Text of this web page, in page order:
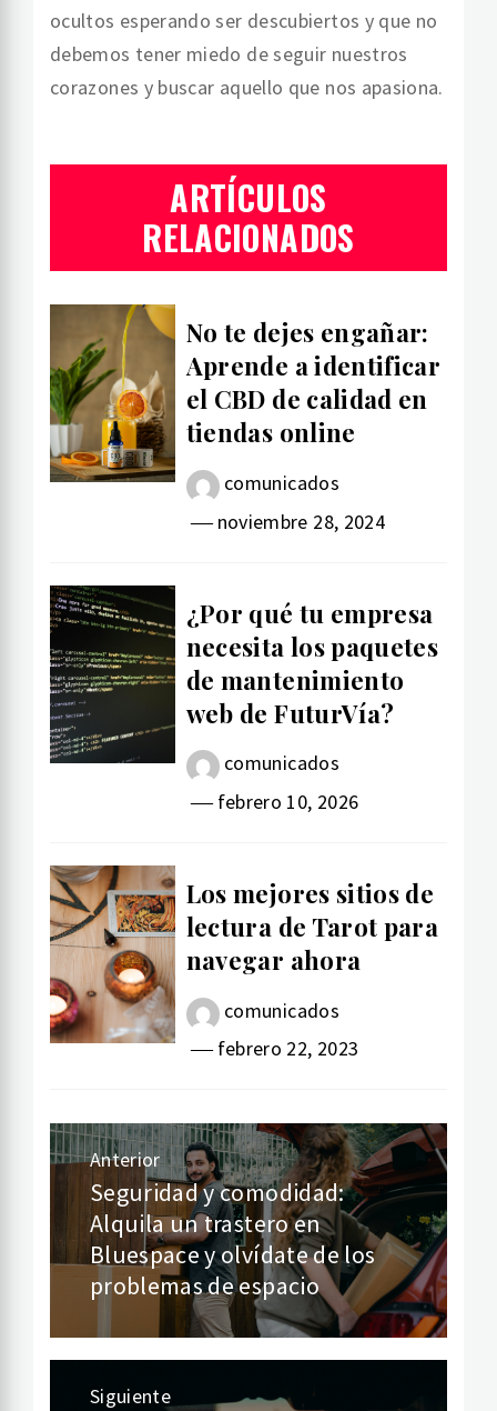
ocultos esperando ser descubiertos y que no
debemos tener miedo de seguir nuestros
corazones y buscar aquello que nos apasiona.
ARTÍCULOS
RELACIONADOS
No te dejes engañar:
Aprende a identificar
el CBD de calidad en
tiendas online
comunicados
noviembre 28, 2024
¿Por qué tu empresa
necesita los paquetes
de mantenimiento
web de FuturVía?
comunicados
febrero 10, 2026
Los mejores sitios de
lectura de Tarot para
navegar ahora
comunicados
febrero 22, 2023
Navegación
de
entradas
Anterior
Entrada
anterior:
Seguridad y comodidad:
Alquila un trastero en
Bluespace y olvídate de los
problemas de espacio
Siguiente